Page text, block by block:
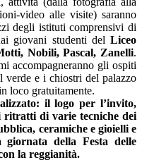
video alle visite) saranno
degli istituti comprensivi di
giovani studenti del Liceo
Nobili, Pascal, Zanelli.
accompagneranno gli ospiti
verde e i chiostri del palazzo
loco gratuitamente.
il logo per l’invito,
ritratti di varie tecniche dei
ceramiche e gioielli e
della Festa delle
la reggianità.